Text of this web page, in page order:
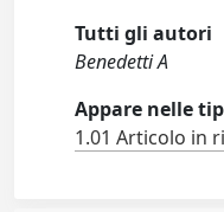
Tutti gli autori
Benedetti A
Appare nelle
1.01 Articolo in